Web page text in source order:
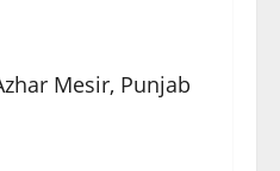
Mesir, Punjab